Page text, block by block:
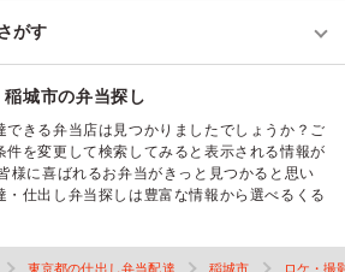
がす
稲城市の弁当探し
できる弁当店は見つかりましたでしょうか？ご
件を変更して検索してみると表示される情報が
様に喜ばれるお弁当がきっと見つかると思い
・仕出し弁当探しは豊富な情報から選べるくる
東京都の仕出し弁当配達 稲城市 ロケ・撮